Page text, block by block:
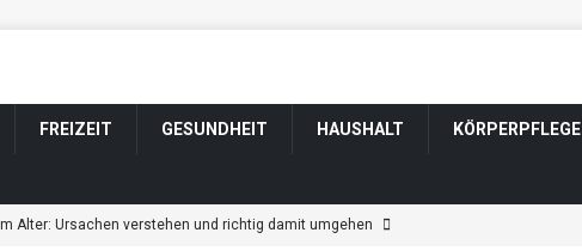
FREIZEIT GESUNDHEIT HAUSHALT KÖRPERPFLEGE
Alter: Ursachen verstehen und richtig damit umgehen